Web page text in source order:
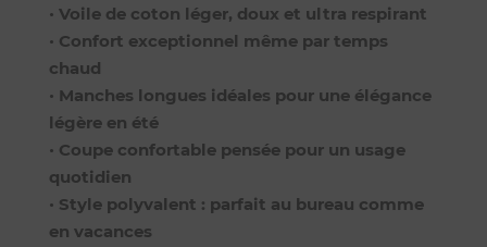
• Voile de coton léger, doux et ultra respirant
• Confort exceptionnel même par temps
chaud
• Manches longues idéales pour une élégance
légère en été
• Coupe confortable pensée pour un usage
quotidien
• Style polyvalent : parfait au bureau comme
en vacances